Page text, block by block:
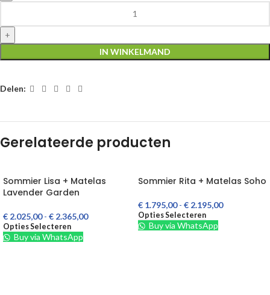
IN WINKELMAND
Delen:
Gerelateerde producten
Sommier Lisa + Matelas
Lavender Garden
€ 2.025,00 - € 2.365,00
Opties Selecteren
Buy via WhatsApp
Sommier Rita + Matelas Soho
€ 1.795,00 - € 2.195,00
Opties Selecteren
Buy via WhatsApp